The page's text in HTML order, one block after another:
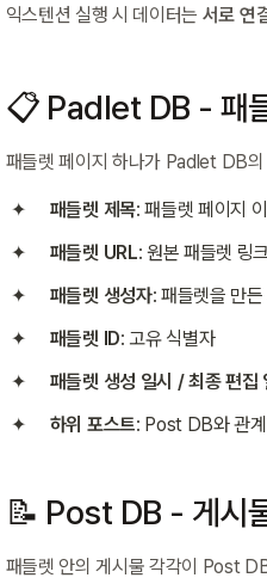
익스텐션 실행 시 데이터는 서로 연
📋 Padlet DB - 패
패들렛 페이지 하나가 Padlet DB
패들렛 제목: 패들렛 페이지
패들렛 URL: 원본 패들렛 링크
패들렛 생성자: 패들렛을 만
패들렛 ID: 고유 식별자
패들렛 생성 일시 / 최종 편집
하위 포스트: Post DB와 관
📝 Post DB - 게시
패들렛 안의 게시물 각각이 Post